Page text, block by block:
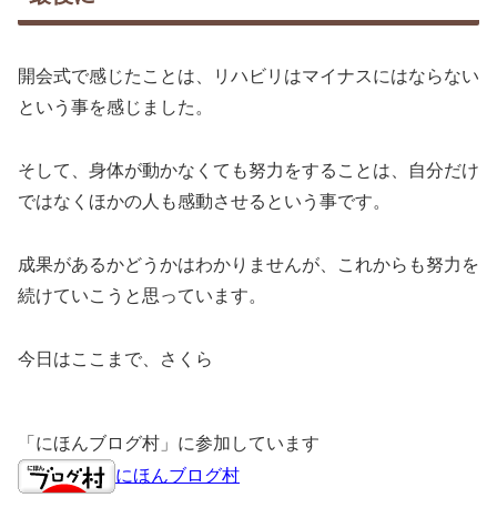
開会式で感じたことは、リハビリはマイナスにはならない
という事を感じました。
そして、身体が動かなくても努力をすることは、自分だけ
ではなくほかの人も感動させるという事です。
成果があるかどうかはわかりませんが、これからも努力を
続けていこうと思っています。
今日はここまで、さくら
「にほんブログ村」に参加しています
にほんブログ村